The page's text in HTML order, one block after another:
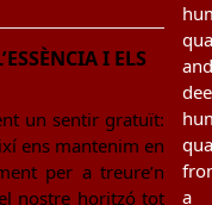
I ELS
un sentir gratuït:
ens mantenim en
per a treure’n
nostre horitzó tot
and
a